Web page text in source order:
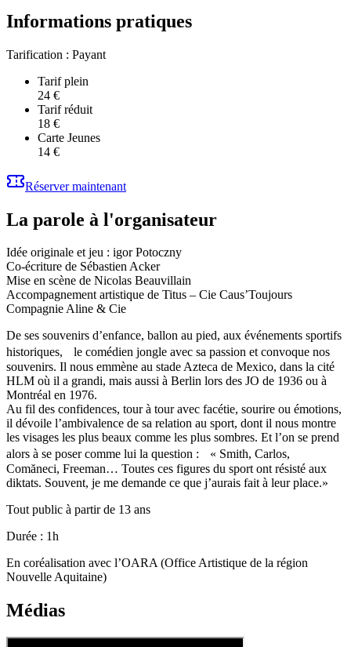
Informations pratiques
Tarification : Payant
Tarif plein
24 €
Tarif réduit
18 €
Carte Jeunes
14 €
Réserver maintenant
La parole à l'organisateur
Idée originale et jeu : igor Potoczny
Co-écriture de Sébastien Acker
Mise en scène de Nicolas Beauvillain
Accompagnement artistique de Titus – Cie Caus’Toujours
Compagnie Aline & Cie
De ses souvenirs d’enfance, ballon au pied, aux événements sportifs
historiques, le comédien jongle avec sa passion et convoque nos
souvenirs. Il nous emmène au stade Azteca de Mexico, dans la cité
HLM où il a grandi, mais aussi à Berlin lors des JO de 1936 ou à
Montréal en 1976.
Au fil des confidences, tour à tour avec facétie, sourire ou émotions,
il dévoile l’ambivalence de sa relation au sport, dont il nous montre
les visages les plus beaux comme les plus sombres. Et l’on se prend
alors à se poser comme lui la question : « Smith, Carlos,
Comăneci, Freeman… Toutes ces figures du sport ont résisté aux
diktats. Souvent, je me demande ce que j’aurais fait à leur place.»
Tout public à partir de 13 ans
Durée : 1h
En coréalisation avec l’OARA (Office Artistique de la région
Nouvelle Aquitaine)
Médias